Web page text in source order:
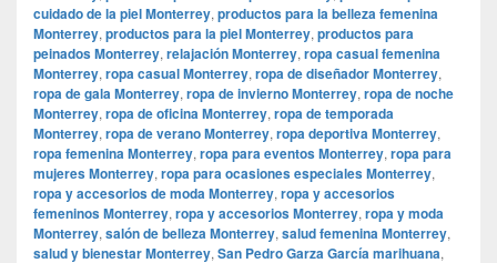
cuidado de la piel Monterrey, productos para la belleza femenina
Monterrey, productos para la piel Monterrey, productos para
peinados Monterrey, relajación Monterrey, ropa casual femenina
Monterrey, ropa casual Monterrey, ropa de diseñador Monterrey,
ropa de gala Monterrey, ropa de invierno Monterrey, ropa de noche
Monterrey, ropa de oficina Monterrey, ropa de temporada
Monterrey, ropa de verano Monterrey, ropa deportiva Monterrey,
ropa femenina Monterrey, ropa para eventos Monterrey, ropa para
mujeres Monterrey, ropa para ocasiones especiales Monterrey,
ropa y accesorios de moda Monterrey, ropa y accesorios
femeninos Monterrey, ropa y accesorios Monterrey, ropa y moda
Monterrey, salón de belleza Monterrey, salud femenina Monterrey,
salud y bienestar Monterrey, San Pedro Garza García marihuana,